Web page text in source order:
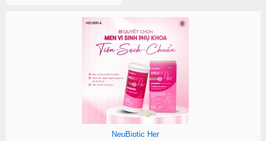
NeuBiotic Her